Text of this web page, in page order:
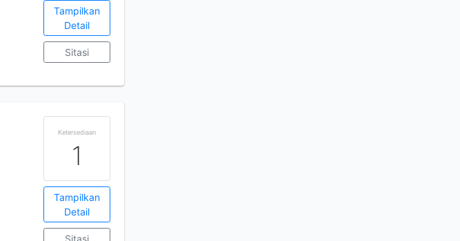
Tampilkan
Detail
Sitasi
Ketersediaan
1
Tampilkan
Detail
Sitasi